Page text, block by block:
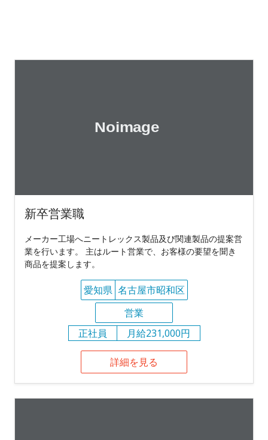
新卒営業職
メーカー工場へニートレックス製品及び関連製品の提案営
業を行います。 主はルート営業で、お客様の要望を聞き
商品を提案します。
愛知県 名古屋市昭和区
営業
正社員
月給231,000円
詳細を見る